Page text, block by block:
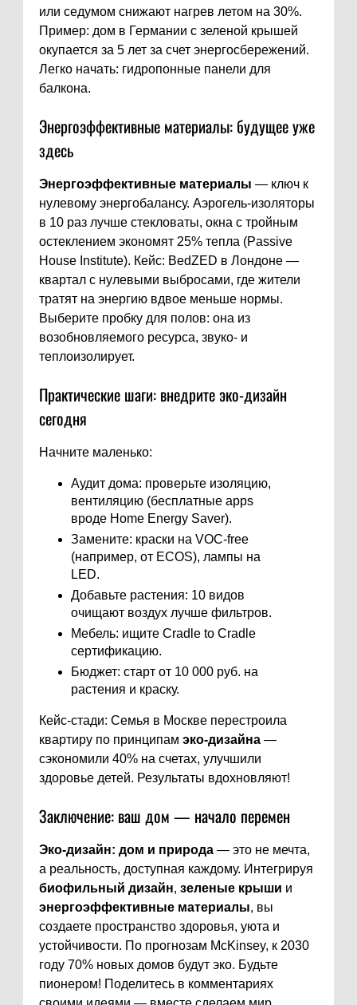
или седумом снижают нагрев летом на 30%.
Пример: дом в Германии с зеленой крышей
окупается за 5 лет за счет энергосбережений.
Легко начать: гидропонные панели для
балкона.
Энергоэффективные материалы: будущее уже
здесь
Энергоэффективные материалы — ключ к
нулевому энергобалансу. Аэрогель-изоляторы
в 10 раз лучше стекловаты, окна с тройным
остеклением экономят 25% тепла (Passive
House Institute). Кейс: BedZED в Лондоне —
квартал с нулевыми выбросами, где жители
тратят на энергию вдвое меньше нормы.
Выберите пробку для полов: она из
возобновляемого ресурса, звуко- и
теплоизолирует.
Практические шаги: внедрите эко-дизайн
сегодня
Начните маленько:
Аудит дома: проверьте изоляцию,
вентиляцию (бесплатные apps
вроде Home Energy Saver).
Замените: краски на VOC-free
(например, от ECOS), лампы на
LED.
Добавьте растения: 10 видов
очищают воздух лучше фильтров.
Мебель: ищите Cradle to Cradle
сертификацию.
Бюджет: старт от 10 000 руб. на
растения и краску.
Кейс-стади: Семья в Москве перестроила
квартиру по принципам эко-дизайна —
сэкономили 40% на счетах, улучшили
здоровье детей. Результаты вдохновляют!
Заключение: ваш дом — начало перемен
Эко-дизайн: дом и природа — это не мечта,
а реальность, доступная каждому. Интегрируя
биофильный дизайн, зеленые крыши и
энергоэффективные материалы, вы
создаете пространство здоровья, уюта и
устойчивости. По прогнозам McKinsey, к 2030
году 70% новых домов будут эко. Будьте
пионером! Поделитесь в комментариях